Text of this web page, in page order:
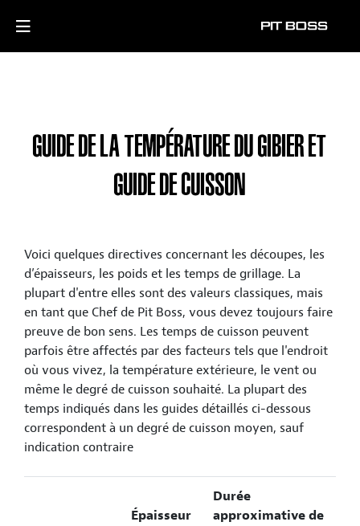
GUIDE DE LA TEMPÉRATURE DU GIBIER ET
GUIDE DE CUISSON
Voici quelques directives concernant les découpes, les
d’épaisseurs, les poids et les temps de grillage. La
plupart d'entre elles sont des valeurs classiques, mais
en tant que Chef de Pit Boss, vous devez toujours faire
preuve de bon sens. Les temps de cuisson peuvent
parfois être affectés par des facteurs tels que l'endroit
où vous vivez, la température extérieure, le vent ou
même le degré de cuisson souhaité. La plupart des
temps indiqués dans les guides détaillés ci-dessous
correspondent à un degré de cuisson moyen, sauf
indication contraire
Épaisseur
Durée
approximative de